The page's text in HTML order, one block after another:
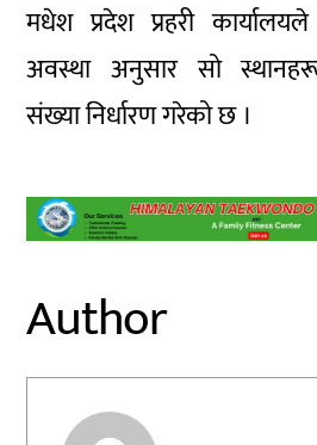
मधेश प्रदेश प्रहरी
अवस्था अनुसार सो
संख्या निर्धारण गरेको छ ।
Author